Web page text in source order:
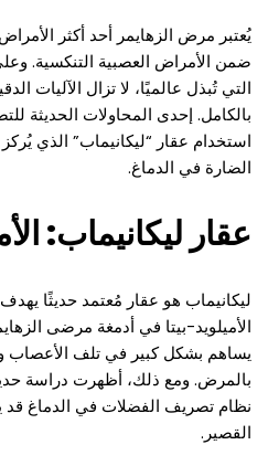
يُعتبر مرض الزهايمر أحد أكثر
ضمن الأمراض العصبية التنكسية.
التي تُبذل عالميًا، لا تزال الآليات
بالكامل. إحدى المحاولات الحديثة
استخدام عقار “ليكانيماب” الذي
الضارة في الدماغ.
عقار ليكانيماب:
ليكانيماب هو عقار مُعتمد حديثًا
الأميلويد-بيتا في أدمغة مرضى
يساهم بشكل كبير في تلف الأعصاب
بالمرض. ومع ذلك، أظهرت دراسة
نظام تصريف الفضلات في الدماغ
القصير.